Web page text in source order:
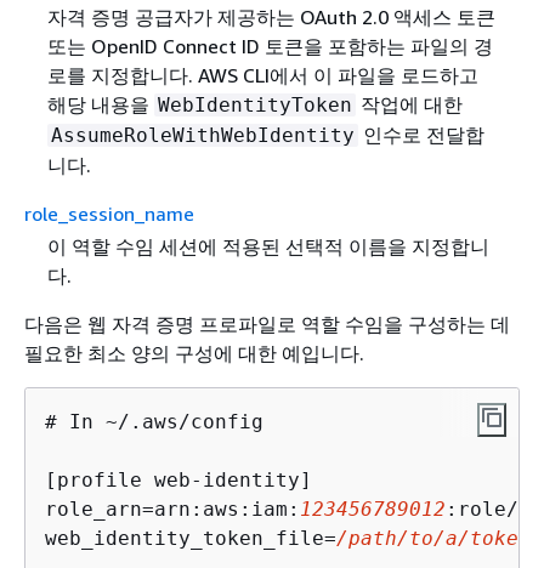
자격 증명 공급자가 제공하는 OAuth 2.0 액세스 토큰
또는 OpenID Connect ID 토큰을 포함하는 파일의 경
로를 지정합니다. AWS CLI에서 이 파일을 로드하고
해당 내용을 WebIdentityToken 작업에 대한
AssumeRoleWithWebIdentity 인수로 전달합
니다.
role_session_name
이 역할 수임 세션에 적용된 선택적 이름을 지정합니
다.
다음은 웹 자격 증명 프로파일로 역할 수임을 구성하는 데
필요한 최소 양의 구성에 대한 예입니다.
# In ~/.aws/config
[profile web-identity]
role_arn=arn:aws:iam: 123456789012 :role/
web_identity_token_file=/path/to/a/token